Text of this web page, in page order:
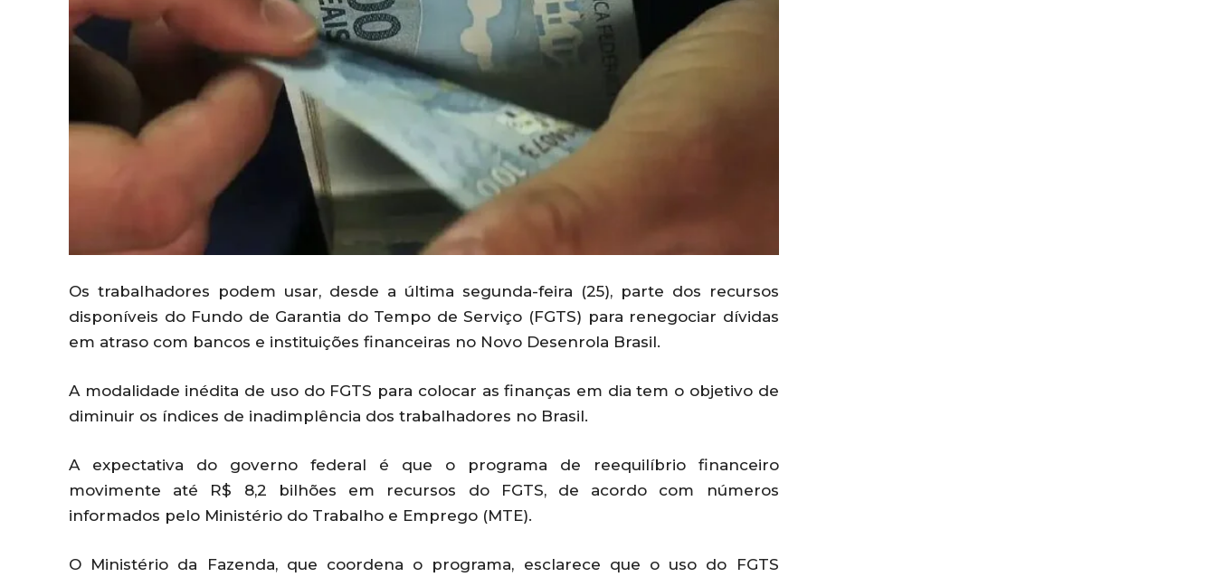
Os trabalhadores podem usar, desde a última segunda-feira (25), parte dos recursos
disponíveis do Fundo de Garantia do Tempo de Serviço (FGTS) para renegociar dívidas
em atraso com bancos e instituições financeiras no Novo Desenrola Brasil.
A modalidade inédita de uso do FGTS para colocar as finanças em dia tem o objetivo de
diminuir os índices de inadimplência dos trabalhadores no Brasil.
A expectativa do governo federal é que o programa de reequilíbrio financeiro
movimente até R$ 8,2 bilhões em recursos do FGTS, de acordo com números
informados pelo Ministério do Trabalho e Emprego (MTE).
O Ministério da Fazenda, que coordena o programa, esclarece que o uso do FGTS